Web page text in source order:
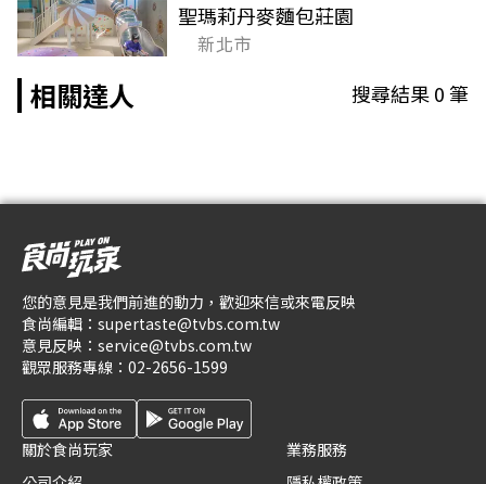
聖瑪莉丹麥麵包莊園
新北市
相關達人 搜尋結果0筆
您的意見是我們前進的動力，歡迎來信或來電反映
食尚編輯： supertaste@tvbs.com.tw
意見反映： service@tvbs.com.tw
觀眾服務專線： 02-2656-1599
關於食尚玩家
業務服務